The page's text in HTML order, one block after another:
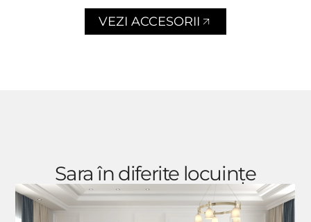
VEZI ACCESORII
Sara în diferite locuințe